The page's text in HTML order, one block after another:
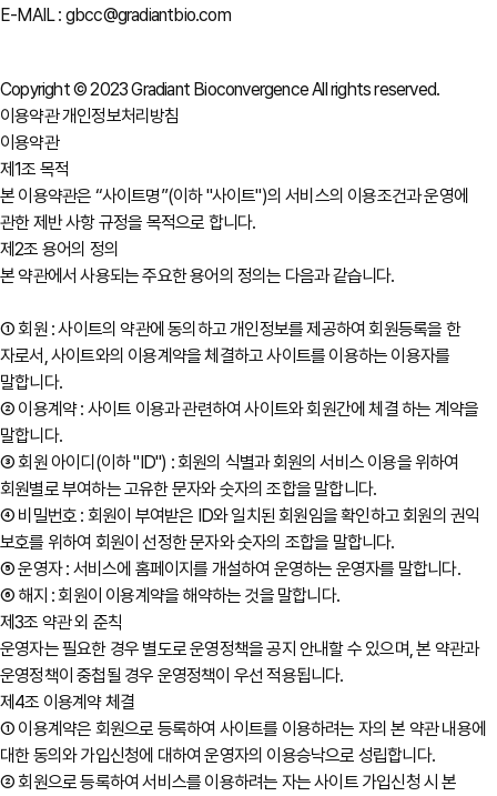
E-MAIL : gbcc@gradiantbio.com
Copyright © 2023 Gradiant Bioconvergence All rights reserved.
이용약관개인정보처리방침
이용약관
제1조 목적
본 이용약관은 “사이트명”(이하 "사이트")의 서비스의 이용조건과 운영에
관한 제반 사항 규정을 목적으로 합니다.
제2조 용어의 정의
본 약관에서 사용되는 주요한 용어의 정의는 다음과 같습니다.
① 회원 : 사이트의 약관에 동의하고 개인정보를 제공하여 회원등록을 한
자로서, 사이트와의 이용계약을 체결하고 사이트를 이용하는 이용자를
말합니다.
② 이용계약 : 사이트 이용과 관련하여 사이트와 회원간에 체결 하는 계약을
말합니다.
③ 회원 아이디(이하 "ID") : 회원의 식별과 회원의 서비스 이용을 위하여
회원별로 부여하는 고유한 문자와 숫자의 조합을 말합니다.
④ 비밀번호 : 회원이 부여받은 ID와 일치된 회원임을 확인하고 회원의 권익
보호를 위하여 회원이 선정한 문자와 숫자의 조합을 말합니다.
⑤ 운영자 : 서비스에 홈페이지를 개설하여 운영하는 운영자를 말합니다.
⑥ 해지 : 회원이 이용계약을 해약하는 것을 말합니다.
제3조 약관 외 준칙
운영자는 필요한 경우 별도로 운영정책을 공지 안내할 수 있으며, 본 약관과
운영정책이 중첩될 경우 운영정책이 우선 적용됩니다.
제4조 이용계약 체결
① 이용계약은 회원으로 등록하여 사이트를 이용하려는 자의 본 약관 내용에
대한 동의와 가입신청에 대하여 운영자의 이용승낙으로 성립합니다.
② 회원으로 등록하여 서비스를 이용하려는 자는 사이트 가입신청 시 본